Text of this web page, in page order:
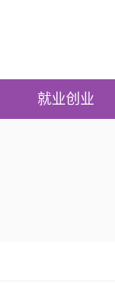
就业创业